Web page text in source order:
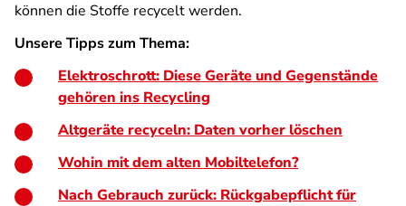
können die Stoffe recycelt werden.
Unsere Tipps zum Thema:
Elektroschrott: Diese Geräte und Gegenstände
gehören ins Recycling
Altgeräte recyceln: Daten vorher löschen
Wohin mit dem alten Mobiltelefon?
Nach Gebrauch zurück: Rückgabepflicht für